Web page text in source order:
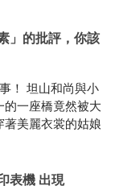
」的批評，你該
！ 坦山和尚與小
一座橋竟然被大
美麗衣裳的姑娘
表機 出現